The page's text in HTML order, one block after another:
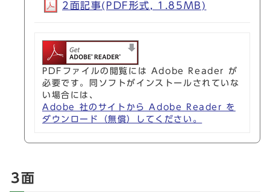
2面記事(PDF形式, 1.85MB)
PDFファイルの閲覧には Adobe Reader が
必要です。同ソフトがインストールされていな
い場合には、
Adobe 社のサイトから Adobe Reader を
ダウンロード（無償）してください。
3面